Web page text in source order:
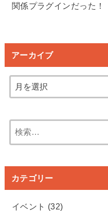
関係プラグインだった！
アーカイブ
カテゴリー
イベント (32)